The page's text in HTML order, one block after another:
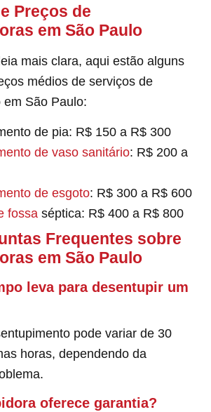
Preços de
em São Paulo
mais clara, aqui estão alguns
médios de serviços de
São Paulo:
de pia: R$ 150 a R$ 300
de vaso sanitário: R$ 200 a
de esgoto: R$ 300 a R$ 600
fossa séptica: R$ 400 a R$ 800
Frequentes sobre
em São Paulo
leva para desentupir um
pode variar de 30
horas, dependendo da
oferece garantia?